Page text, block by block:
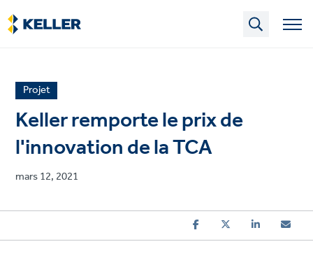
Skip
to
main
News
article
category
Projet
Keller remporte le prix de
l'innovation de la TCA
Published
mars 12, 2021